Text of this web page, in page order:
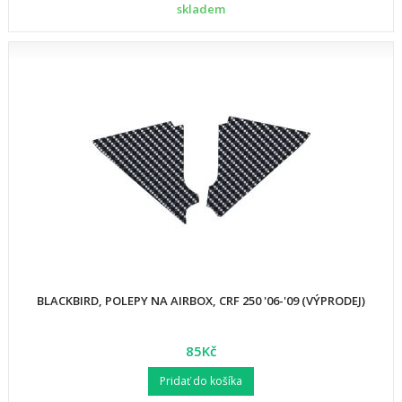
skladem
BLACKBIRD, POLEPY NA AIRBOX, CRF 250 '06-'09 (VÝPRODEJ)
85Kč
Pridať do košíka